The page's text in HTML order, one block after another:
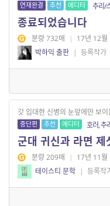
연재완결 추천 에디터 추리/
종료되었습니다
분량 732매 | 17년 12월
박하익 출판 | 등록작가
갓 입대한 신병의 눈앞에만 보
중단편 추천 에디터 호러, 추
군대 귀신과 라면 제
분량 209매 | 17년 11월
테이스티 문학 | 등록작